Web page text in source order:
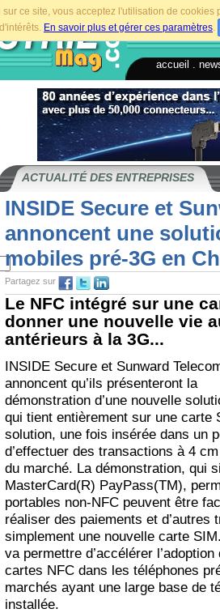
ce site, vous acceptez l'utilisation de
En savoir plus et gérer ces paramètres.
accueil
ACTUALITÉ DES ENTREPRISES
INSIDE Secure et
annoncent une
mobiles pré-3G en
Partagez sur
Le NFC intégré sur une
donner une nouvelle vie
antérieurs à la 3G...
INSIDE Secure et Sunward
annoncent qu’ils présenteront la
démonstration d’une nouvelle
qui tient entièrement sur une carte
solution, une fois insérée dans un
d’effectuer des transactions à 4
du marché. La démonstration, qui
MasterCard(R) PayPass(TM),
portables non-NFC peuvent être
réaliser des paiements et d’autres
simplement une nouvelle carte
va permettre d’accélérer
cartes NFC dans les téléphones
marchés ayant une large base de
installée.